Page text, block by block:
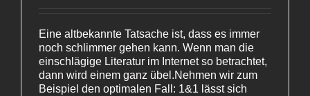
Eine altbekannte Tatsache ist, dass es immer
noch schlimmer gehen kann. Wenn man die
einschlägige Literatur im Internet so betrachtet,
dann wird einem ganz übel.Nehmen wir zum
Beispiel den optimalen Fall: 1&1 lässt sich